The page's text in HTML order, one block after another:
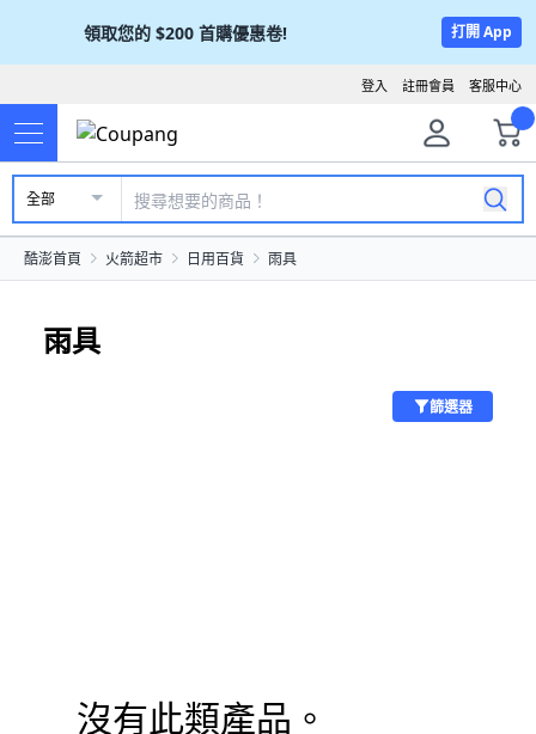
領取您的 $200 首購優惠卷! 打開 App
客服中心
註冊會員
登入
全部
酷澎首頁 火箭超市 日用百貨 雨具
雨具
篩選器
沒有此類產品。